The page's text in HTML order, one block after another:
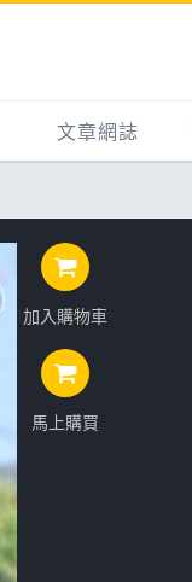
文章網誌
知識
新聞
產品
賽事
心得
加入購物車
馬上購買